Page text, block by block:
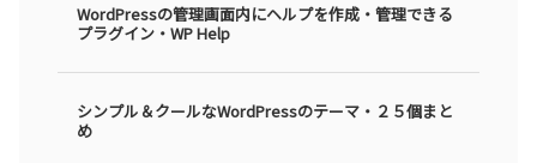
WordPressの管理画面内にヘルプを作成・管理できる
プラグイン・WP Help
シンプル＆クールなWordPressのテーマ・２５個まと
め